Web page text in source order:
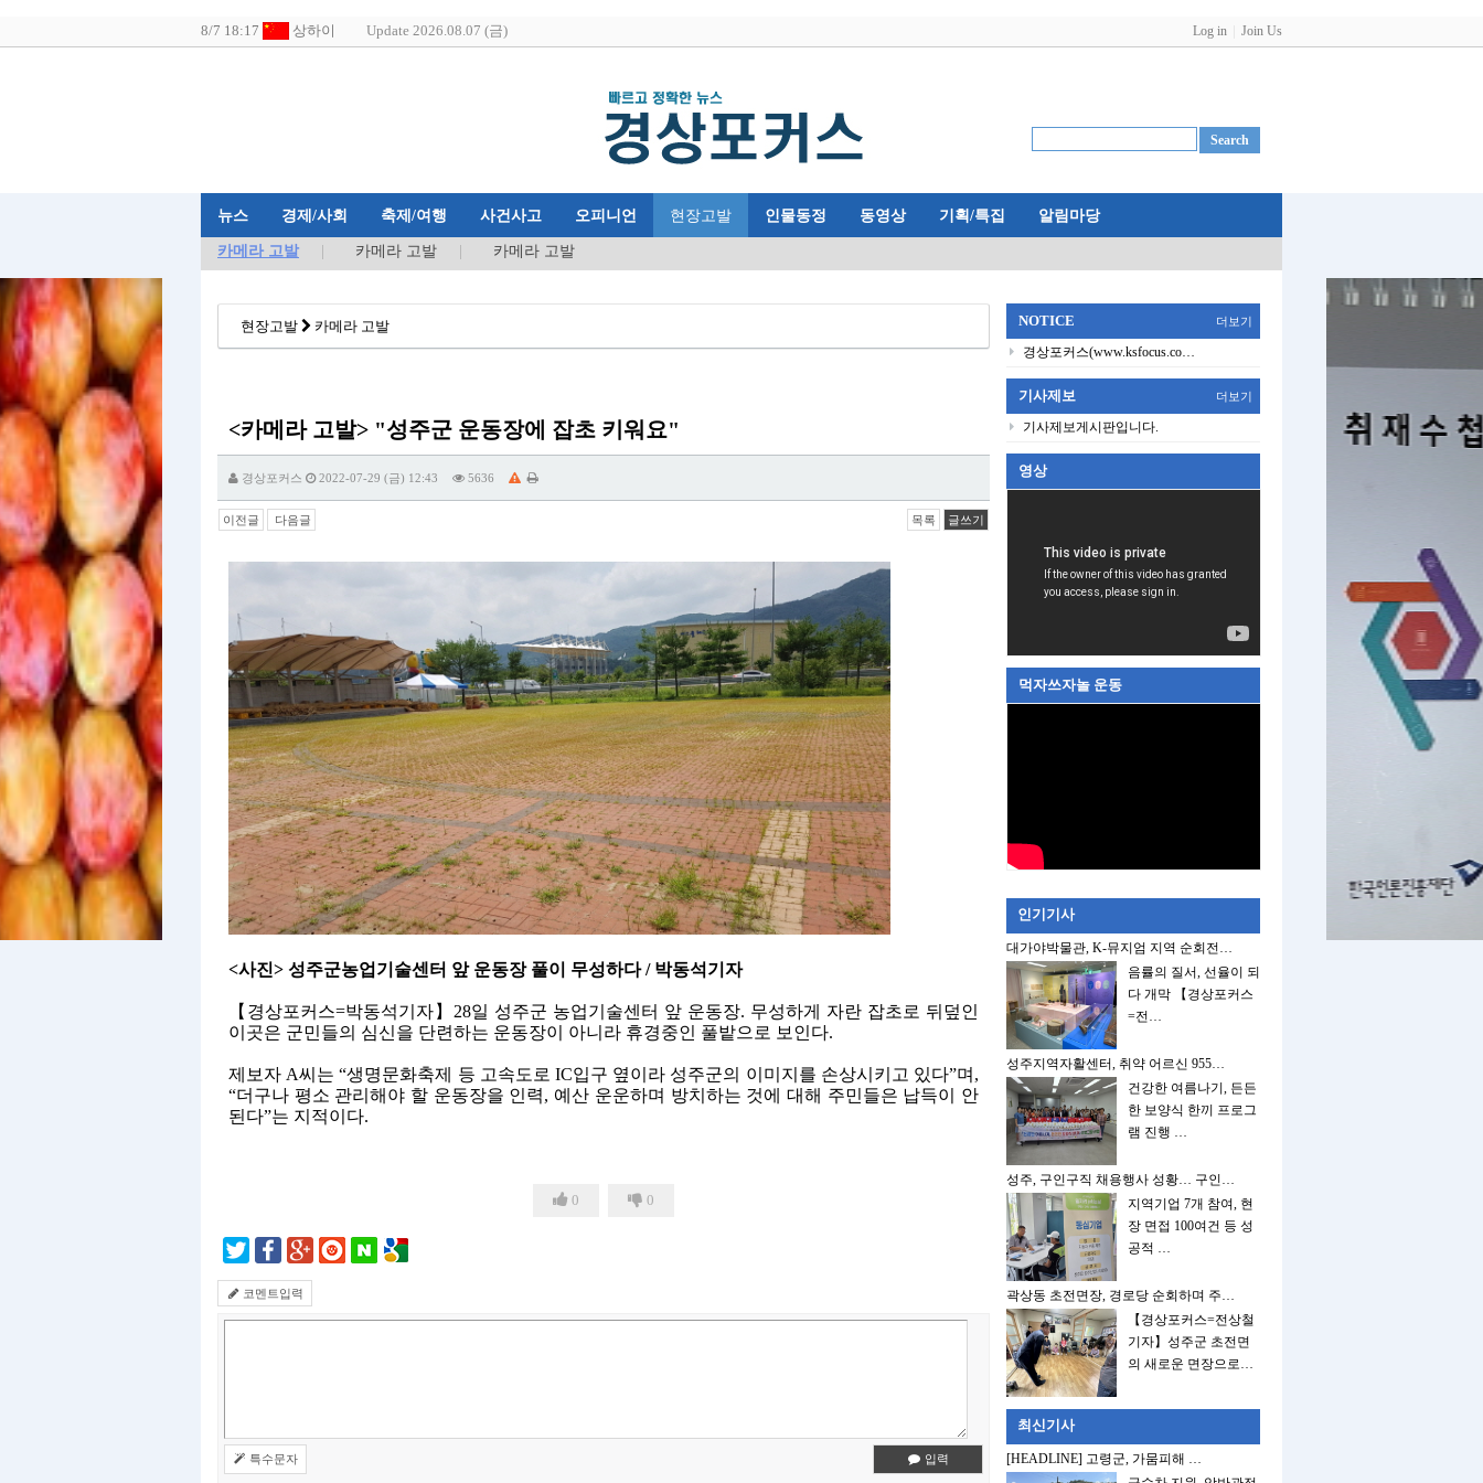
Update 2026.08.07 (금) Log in Join Us
뉴스 경제/사회 축제/여행 사건사고 오피니언 현장고발 인물동정 동영상 기획/특집 알림마당
카메라 고발 카메라 고발 카메라 고발
현장고발 카메라 고발
<카메라 고발> "성주군 운동장에 잡초 키워요"
경상포커스 2022-07-29 (금) 12:43 5636
이전글 다음글 목록 글쓰기
<사진> 성주군농업기술센터 앞 운동장 풀이 무성하다 / 박동석기자
【 경상포커스=박동석기자 】 28일 성주군 농업기술센터 앞 운동장. 무성하게 자란 잡초로 뒤덮인
이곳은 군민들의 심신을 단련하는 운동장이 아니라 휴경중인 풀밭으로 보인다.
제보자 A씨는“생명문화축제 등 고속도로IC입구 옆이라 성주군의 이미지를 손상시키고 있다”며 ,
“더구나 평소 관리해야 할 운동장을 인력, 예산 운운하며 방치하는 것에 대해 주민들은 납득이 안
된다”는 지적이다.
0 0
코멘트입력
입력
특수문자
NOTICE 더보기
경상포커스(www.ksfocus.co…
기사제보 더보기
기사제보게시판입니다.
영상
먹자쓰자놀 운동
인기기사
대가야박물관, K-뮤지엄 지역 순회전…
음률의 질서, 선율이 되
다 개막 【경상포커스
=전…
성주지역자활센터, 취약 어르신 955…
건강한 여름나기, 든든
한 보양식 한끼 프로그
램 진행 …
성주, 구인구직 채용행사 성황… 구인…
지역기업 7개 참여, 현
장 면접 100여건 등 성
공적 …
곽상동 초전면장, 경로당 순회하며 주…
【경상포커스=전상철
기자】성주군 초전면
의 새로운 면장으로…
최신기사
[HEADLINE] 고령군, 가뭄피해 …